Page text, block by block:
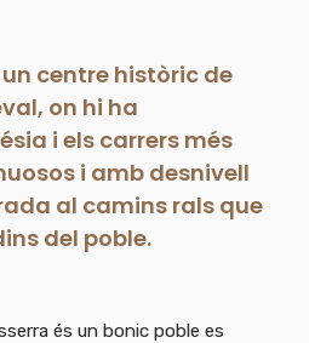
centre històric de
on hi ha
i els carrers més
i amb desnivell
al camins rals que
del poble.
és un bonic poble es